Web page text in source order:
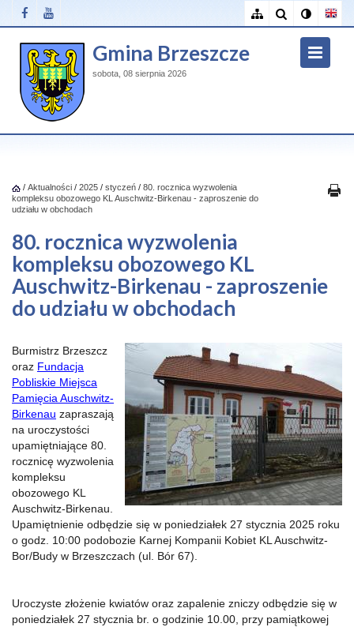
Gmina Brzeszcze
sobota, 08 sierpnia 2026
/ Aktualności / 2025 / styczeń / 80. rocznica wyzwolenia
kompleksu obozowego KL Auschwitz-Birkenau - zaproszenie do
udziału w obchodach
80. rocznica wyzwolenia
kompleksu obozowego KL
Auschwitz-Birkenau - zaproszenie
do udziału w obchodach
Burmistrz Brzeszcz
oraz Fundacja
Pobliskie Miejsca
Pamięcia Auschwitz-
Birkenau zapraszają
na uroczystości
upamiętniające 80.
rocznicę wyzwolenia
kompleksu
obozowego KL
Auschwitz-Birkenau.
Upamiętnienie odbędzie się w poniedziałek 27 stycznia 2025 roku
o godz. 10:00 podobozie Karnej Kompanii Kobiet KL Auschwitz-
Bor/Budy w Brzeszczach (ul. Bór 67).
Uroczyste złożenie kwiatów oraz zapalenie zniczy odbędzie się w
poniedziałek 27 stycznia br. o godzinie 10.00, przy pamiątkowej